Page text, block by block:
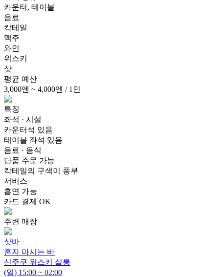
카운터, 테이블
음료
칵테일
맥주
와인
위스키
샷
평균 예산
3,000엔 ~ 4,000엔 / 1인
특징
좌석 · 시설
카운터석 있음
테이블 좌석 있음
음료 · 음식
단품 주문 가능
칵테일의 구색이 풍부
서비스
흡연 가능
카드 결제 OK
주변 매장
샷바
혼자 마시는 바
신주쿠 위스키 살롱
(일) 15:00 ~ 02:00